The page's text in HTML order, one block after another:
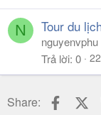
N Tour du
nguyenvphu
Trả lời 0
Share: